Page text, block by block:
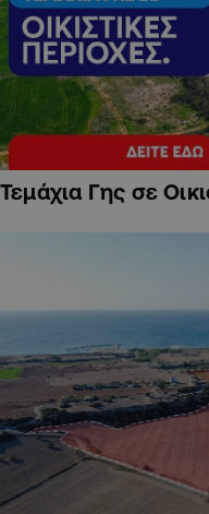
Τεμάχια Γης σε